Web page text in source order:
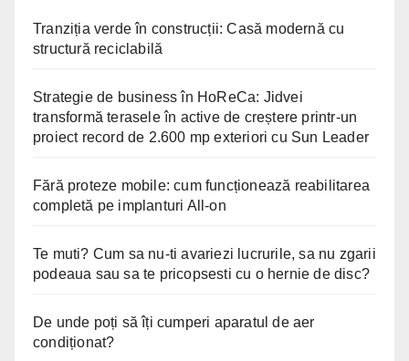
Tranziția verde în construcții: Casă modernă cu
structură reciclabilă
Strategie de business în HoReCa: Jidvei
transformă terasele în active de creștere printr-un
proiect record de 2.600 mp exteriori cu Sun Leader
Fără proteze mobile: cum funcționează reabilitarea
completă pe implanturi All-on
Te muti? Cum sa nu-ti avariezi lucrurile, sa nu zgarii
podeaua sau sa te pricopsesti cu o hernie de disc?
De unde poți să îți cumperi aparatul de aer
condiționat?